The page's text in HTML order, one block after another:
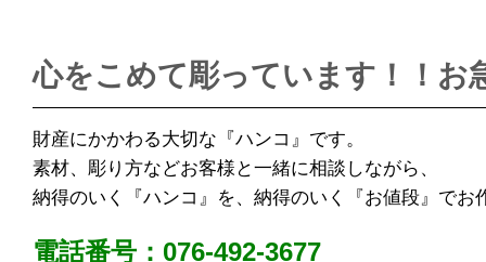
心をこめて彫っています！！お
財産にかかわる大切な『ハンコ』です。
素材、彫り方などお客様と一緒に相談しながら、
納得のいく『ハンコ』を、納得のいく『お値段』でお
電話番号：076-492-3677